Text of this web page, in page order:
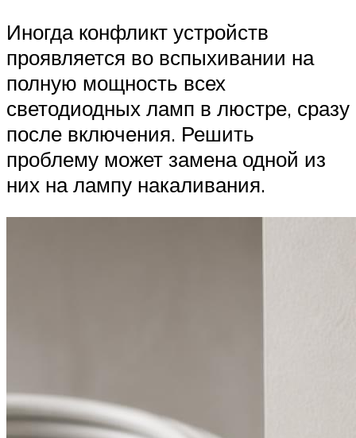
Иногда конфликт устройств
проявляется во вспыхивании на
полную мощность всех
светодиодных ламп в люстре, сразу
после включения. Решить
проблему может замена одной из
них на лампу накаливания.